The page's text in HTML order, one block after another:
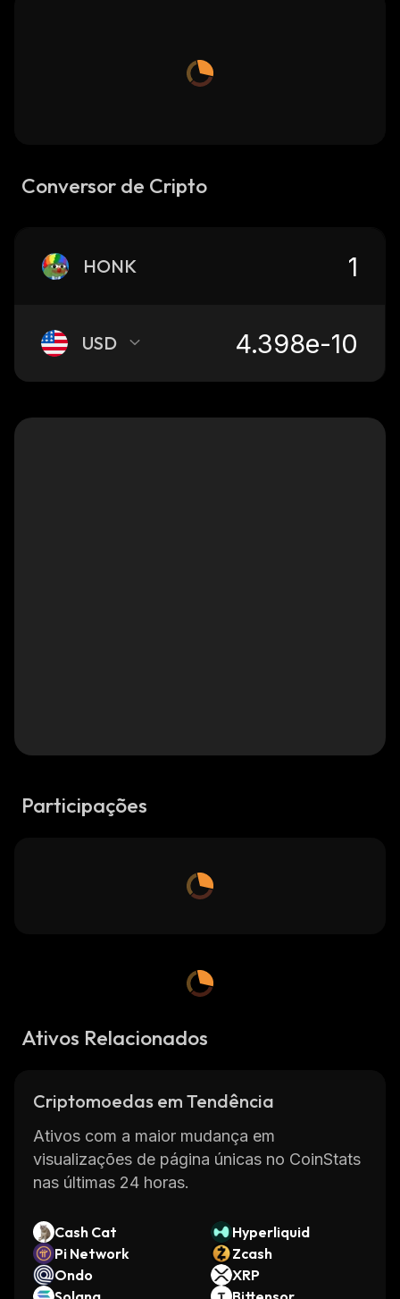
Conversor de Cripto
HONK
USD
Participações
Ativos Relacionados
Criptomoedas em Tendência
Ativos com a maior mudança em
visualizações de página únicas no CoinStats
nas últimas 24 horas.
Cash Cat
Hyperliquid
Pi Network
Zcash
Ondo
XRP